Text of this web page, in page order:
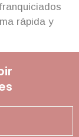
rápida y